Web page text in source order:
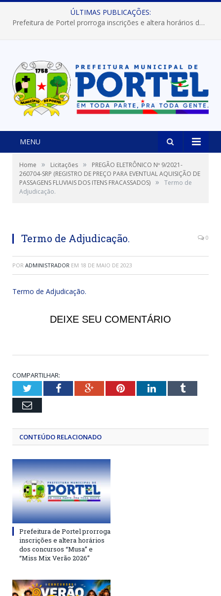
ÚLTIMAS PUBLICAÇÕES:
Prefeitura de Portel prorroga inscrições e altera horários dos concursos “Musa” e “Miss Mix Verão 2026”
MENU
Home » Licitações »
PREGÃO ELETRÔNICO Nº 9/2021-
260704-SRP (REGISTRO DE PREÇO PARA EVENTUAL AQUISIÇÃO DE
PASSAGENS FLUVIAIS DOS ITENS FRACASSADOS) »
Termo de
Adjudicação.
Termo de Adjudicação. 0
POR ADMINISTRADOR EM 18 DE MAIO DE 2023
Termo de Adjudicação.
DEIXE SEU COMENTÁRIO
COMPARTILHAR:
TwitterFacebookGoogle+PinterestLinkedInTumblr
Email
CONTEÚDO RELACIONADO
Prefeitura de Portel prorroga
inscrições e altera horários
dos concursos “Musa” e
“Miss Mix Verão 2026”